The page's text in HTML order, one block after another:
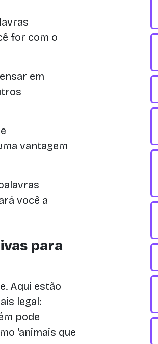
for com o
em
vantagem
você a
para
Aqui estão
legal:
pode
‘animais que